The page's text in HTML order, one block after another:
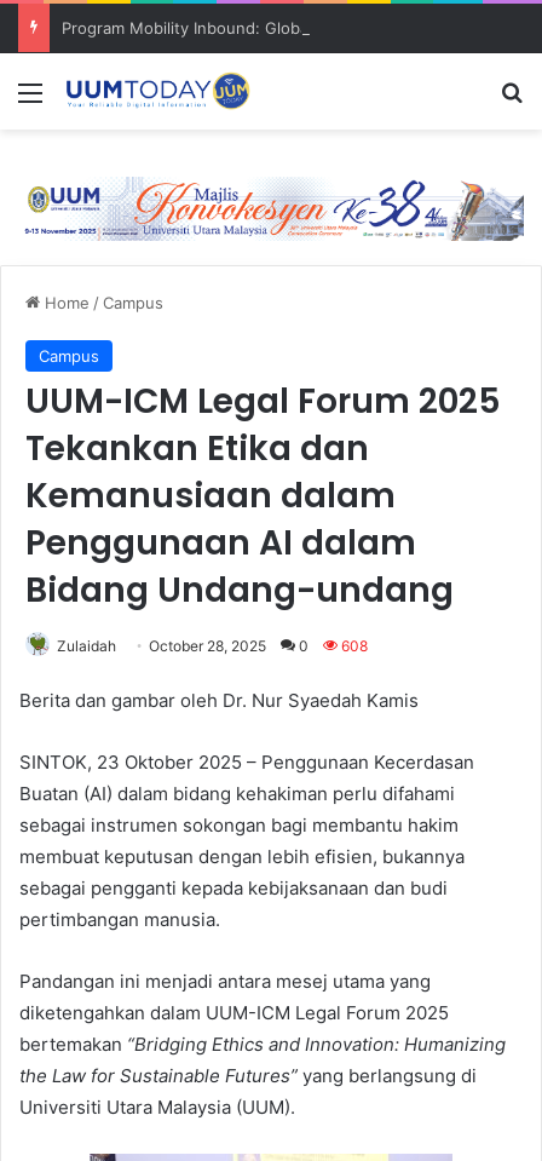
Menu
Home /Campus
Campus
UUM-ICM Legal Forum 2025
Tekankan Etika dan
Kemanusiaan dalam
Penggunaan AI dalam
Bidang Undang-undang
Zulaidah October 28, 2025 0 608
Berita dan gambar oleh Dr. Nur Syaedah Kamis
SINTOK, 23 Oktober 2025 – Penggunaan Kecerdasan
Buatan (AI) dalam bidang kehakiman perlu difahami
sebagai instrumen sokongan bagi membantu hakim
membuat keputusan dengan lebih efisien, bukannya
sebagai pengganti kepada kebijaksanaan dan budi
pertimbangan manusia.
Pandangan ini menjadi antara mesej utama yang
diketengahkan dalam UUM-ICM Legal Forum 2025
bertemakan “Bridging Ethics and Innovation: Humanizing
the Law for Sustainable Futures” yang berlangsung di
Universiti Utara Malaysia (UUM).